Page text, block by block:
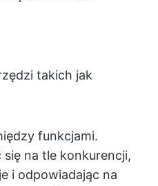
takich jak
funkcjami.
na tle konkurencji,
i odpowiadając na